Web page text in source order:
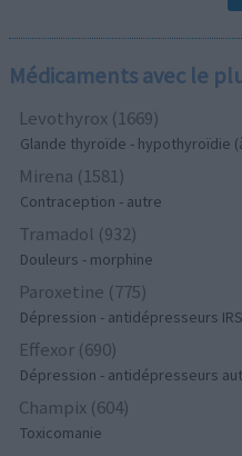
Médicaments avec le
Levothyrox (1669)
Glande thyroïde - hypothyroïdie
Mirena (1581)
Contraception - autre
Tramadol (932)
Douleurs - morphine
Paroxetine (775)
Dépression - antidépresseurs IRS
Effexor (690)
Dépression - antidépresseurs
Champix (604)
Toxicomanie